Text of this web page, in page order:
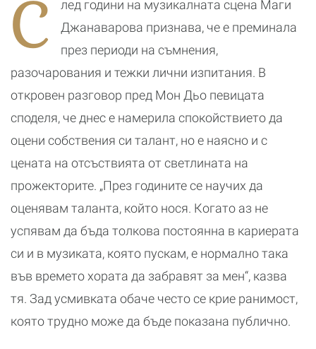
случвало
и малкия им
син
С
лед години на музикалната сцена Маги
Джанаварова признава, че е преминала
през периоди на съмнения,
разочарования и тежки лични изпитания. В
откровен разговор пред Мон Дьо певицата
споделя, че днес е намерила спокойствието да
оцени собствения си талант, но е наясно и с
цената на отсъствията от светлината на
прожекторите. „През годините се научих да
оценявам таланта, който нося. Когато аз не
успявам да бъда толкова постоянна в кариерата
си и в музиката, която пускам, е нормално така
във времето хората да забравят за мен“, казва
тя. Зад усмивката обаче често се крие ранимост,
която трудно може да бъде показана публично.